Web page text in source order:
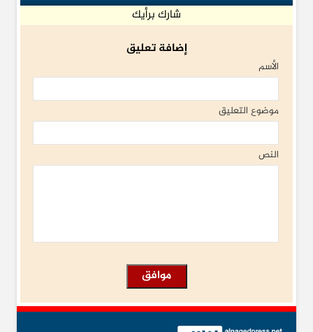
شارك برأيك
إضافة تعليق
الأسم
موضوع التعليق
النص